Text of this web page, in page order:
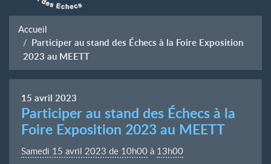
Accueil
Participer au stand des Échecs à la Foire Exposition
2023 au MEETT
15 avril 2023
Participer au stand des Échecs à la
Foire Exposition 2023 au MEETT
Samedi 15 avril 2023 de 10h00à 13h00